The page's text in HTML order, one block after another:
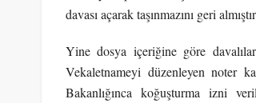
davası açarak taşınmazını geri
Yine dosya içeriğine göre
Vekaletnameyi düzenleyen noter
Bakanlığınca koğuşturma izni